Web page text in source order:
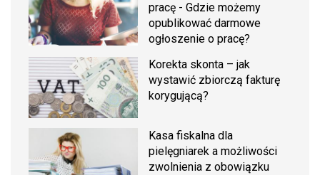
pracę - Gdzie możemy
opublikować darmowe
ogłoszenie o pracę?
Korekta skonta – jak
wystawić zbiorczą fakturę
korygującą?
Kasa fiskalna dla
pielęgniarek a możliwości
zwolnienia z obowiązku